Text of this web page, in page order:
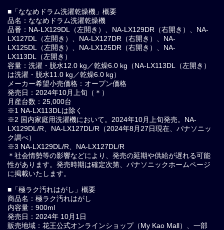
■「ななめドラム洗濯乾燥機」概要
品名：ななめドラム洗濯乾燥機
品番：NA-LX129DL（左開き）、NA-LX129DR（右開き）、NA-
LX127DL（左開き）、NA-LX127DR（右開き）、NA-
LX125DL（左開き）、NA-LX125DR（右開き）、NA-
LX113DL（左開き）
容量：洗濯・脱水12.0 kg／乾燥6.0 kg（NA-LX113DL（左開き）
は洗濯・脱水11.0 kg／乾燥6.0 kg）
メーカー希望小売価格：オープン価格
発売日：2024年10月上旬（＊）
月産台数：25,000台
※1 NA-LX113DLは除く
※2 国内家庭用洗濯機において。2024年10月上旬発売。NA-
LX129DL/R、NA-LX127DL/R（2024年8月27日現在、パナソニッ
ク調べ）
※3 NA-LX129DL/R、NA-LX127DL/R
＊社会情勢等の影響などにより、発売の延期や供給が遅れる可能
性があります。発売時期は確定次第、パナソニックホームページ
に掲載いたします。
■「極ラク汚れはがし」概要
商品名：極ラク汚れはがし
内容量：900ml
発売日：2024年 10月1日
販売地域：花王公式オンラインショップ（My Kao Mall）、一部